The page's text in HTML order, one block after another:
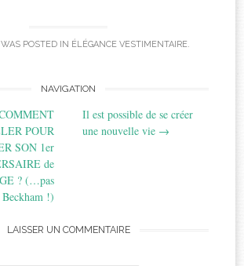
POSTED IN ÉLÉGANCE VESTIMENTAIRE.
NAVIGATION
POUR
SON 1er
de
? (…pas
!)
Il est possible de se créer
une nouvelle vie →
LAISSER UN COMMENTAIRE